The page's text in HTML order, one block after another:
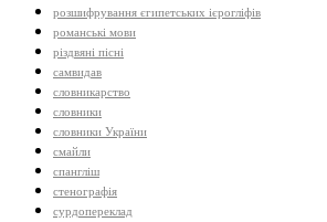
розшифрування єгипетських ієрогліфів
романські мови
різдвяні пісні
самвидав
словникарство
словники
словники України
смайли
спангліш
стенографія
сурдопереклад